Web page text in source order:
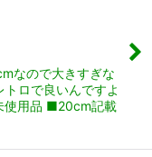
なので大きすぎな
ロで良いんですよ
使用品 ■20cm記載